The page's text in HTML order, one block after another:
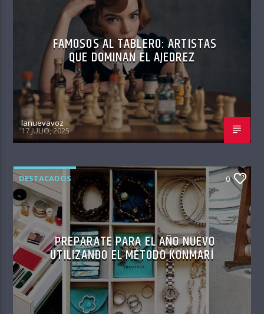
FAMOSOS AL TABLERO: ARTISTAS
QUE DOMINAN EL AJEDREZ
lanuevavoz
17 JULIO, 2025
DESTACADOS 0
PREPARATE PARA EL AÑO NUEVO
UTILIZANDO EL MÉTODO KONMARÍ